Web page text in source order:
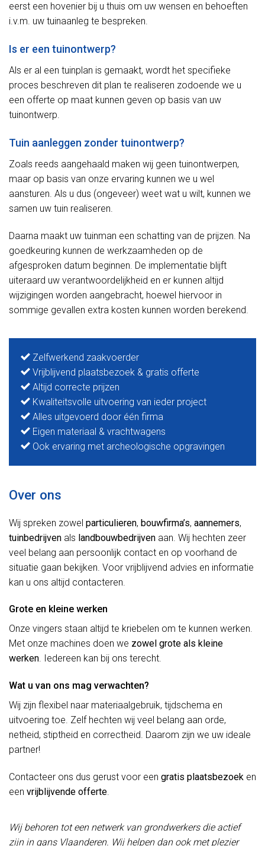
eerst een hovenier bij u thuis om uw wensen en behoeften
i.v.m. uw tuinaanleg te bespreken.
Is er een tuinontwerp?
Als er al een tuinplan is gemaakt, wordt het specifieke
proces beschreven dit plan te realiseren zodoende we u
een offerte op maat kunnen geven op basis van uw
tuinontwerp.
Tuin aanleggen zonder tuinontwerp?
Zoals reeds aangehaald maken wij geen tuinontwerpen,
maar op basis van onze ervaring kunnen we u wel
aansturen. Als u dus (ongeveer) weet wat u wilt, kunnen we
samen uw tuin realiseren.
Daarna maakt uw tuinman een schatting van de prijzen. Na
goedkeuring kunnen de werkzaamheden op de
afgesproken datum beginnen. De implementatie blijft
uiteraard uw verantwoordelijkheid en er kunnen altijd
wijzigingen worden aangebracht, hoewel hiervoor in
sommige gevallen extra kosten kunnen worden berekend.
Zelfwerkend zaakvoerder
Vrijblijvend plaatsbezoek & gratis offerte
Altijd correcte prijzen
Kwaliteitsvolle uitvoering van ieder project
Alles uitgevoerd door één firma
Eigen materiaal & vrachtwagens
Ook ervaring met archeologische opgravingen
Over ons
Wij spreken zowel particulieren, bouwfirma’s, aannemers,
tuinbedrijven als landbouwbedrijven aan. Wij hechten zeer
veel belang aan persoonlijk contact en op voorhand de
situatie gaan bekijken. Voor vrijblijvend advies en informatie
kan u ons altijd contacteren.
Grote en kleine werken
Onze vingers staan altijd te kriebelen om te kunnen werken.
Met onze machines doen we zowel grote als kleine
werken. Iedereen kan bij ons terecht.
Wat u van ons mag verwachten?
Wij zijn flexibel naar materiaalgebruik, tijdschema en
uitvoering toe. Zelf hechten wij veel belang aan orde,
netheid, stiptheid en correctheid. Daarom zijn we uw ideale
partner!
Contacteer ons dus gerust voor een gratis plaatsbezoek en
een vrijblijvende offerte.
Wij behoren tot een netwerk van grondwerkers die actief
zijn in gans Vlaanderen. Wij helpen dan ook met plezier